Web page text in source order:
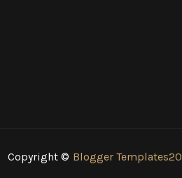
Copyright © Blogger Templates20